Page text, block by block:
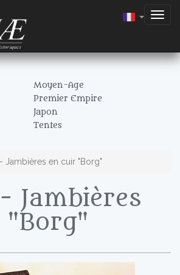
Moyen-Age
Premier Empire
Japon
Tentes
Jambières en cuir "Borg"
Jambières
"Borg"